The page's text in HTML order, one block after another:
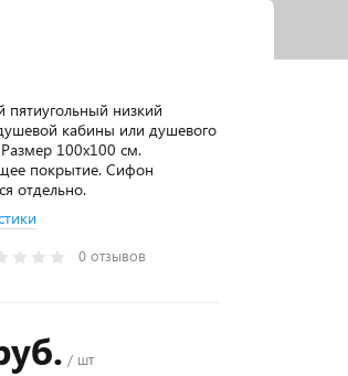
пятиугольный низкий
кабины или душевого
100х100 см.
покрытие. Сифон
отдельно.
0 отзывов
/ шт